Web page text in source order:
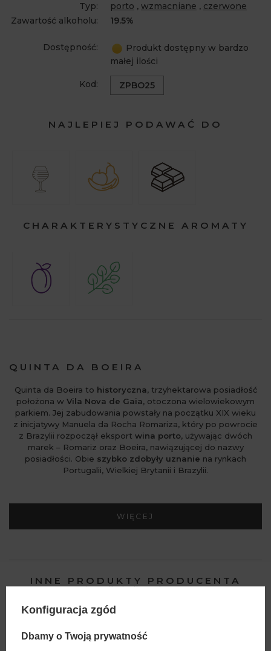
Typ:
porto , wzmacniane , czerwone
Zawartość alkoholu:
19.5%
Dostępność:
Produkt dostępny w bardzo
małej ilości
Kod: ZPBO25
NAJLEPIEJ PODAWAĆ DO
CHARAKTERYSTYCZNE AROMATY
QUINTA DA BOEIRA
Quinta da Boeira to historyczna, trzyhektarowa posiadłość
położona w Vila Nova de Gaia, otoczona wielowiekowym
parkiem. Jej zabudowania powstały na początku XIX wieku
z inicjatywy Manuela da Rocha Romariza, który po powrocie
z Brazylii rozpoczął eksport wina porto, używając dwóch
marek – Romariz oraz Boeira, nawiązującej do nazwy
posiadłości. Obie szybko zdobyły uznanie na rynkach
Portugalii, Wielkiej Brytanii i Brazylii.
WIĘCEJ
INNE PRODUKTY PRODUCENTA
Lista alkoholi producenta
Konfiguracja zgód
Dbamy o Twoją prywatność